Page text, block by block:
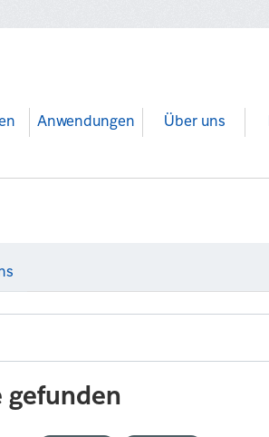
Anwendungen Über uns
gefunden